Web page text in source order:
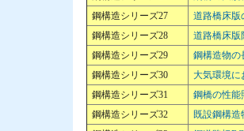
鋼構造シリーズ27
道路橋床版
鋼構造シリーズ28
道路橋床版
鋼構造シリーズ29
鋼構造物の
鋼構造シリーズ30
大気環境に
鋼構造シリーズ31
鋼橋の性能
鋼構造シリーズ32
既設鋼構